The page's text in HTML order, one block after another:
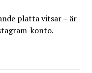
platta vitsar – är
konto.